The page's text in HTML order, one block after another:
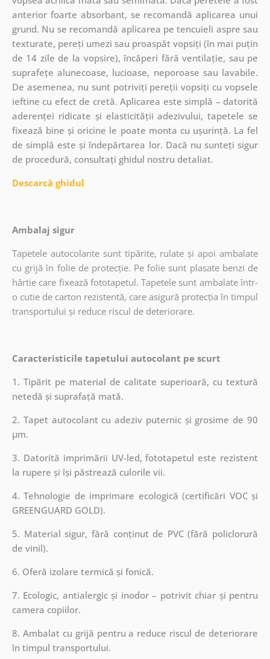
anterior foarte absorbant, se recomandă aplicarea unui
grund. Nu se recomandă aplicarea pe tencuieli aspre sau
texturate, pereți umezi sau proaspăt vopsiți (în mai puțin
de 14 zile de la vopsire), încăperi fără ventilație, sau pe
suprafețe alunecoase, lucioase, neporoase sau lavabile.
De asemenea, nu sunt potriviți pereții vopsiți cu vopsele
ieftine cu efect de cretă. Aplicarea este simplă – datorită
aderenței ridicate și elasticității adezivului, tapetele se
fixează bine și oricine le poate monta cu ușurință. La fel
de simplă este și îndepărtarea lor. Dacă nu sunteți sigur
de procedură, consultați ghidul nostru detaliat.
Descarcă ghidul
Ambalaj sigur
Tapetele autocolante sunt tipărite, rulate și apoi ambalate
cu grijă în folie de protecție. Pe folie sunt plasate benzi de
hârtie care fixează fototapetul. Tapetele sunt ambalate într-
o cutie de carton rezistentă, care asigură protecția în timpul
transportului și reduce riscul de deteriorare.
Caracteristicile tapetului autocolant pe scurt
1. Tipărit pe material de calitate superioară, cu textură
netedă și suprafață mată.
2. Tapet autocolant cu adeziv puternic și grosime de 90
µm.
3. Datorită imprimării UV-led, fototapetul este rezistent
la rupere și își păstrează culorile vii.
4. Tehnologie de imprimare ecologică (certificări VOC și
GREENGUARD GOLD).
5. Material sigur, fără conținut de PVC (fără policlorură
de vinil).
6. Oferă izolare termică și fonică.
7. Ecologic, antialergic și inodor – potrivit chiar și pentru
camera copiilor.
8. Ambalat cu grijă pentru a reduce riscul de deteriorare
în timpul transportului.